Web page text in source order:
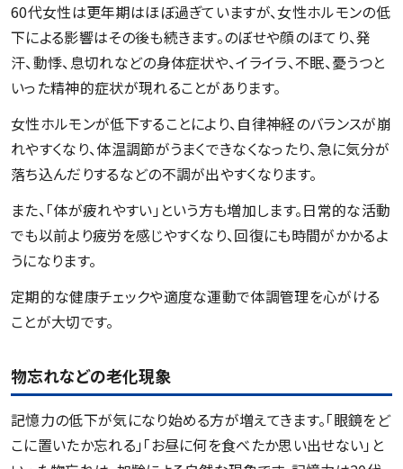
60代女性は更年期はほぼ過ぎていますが、女性ホルモンの低
下による影響はその後も続きます。のぼせや顔のほてり、発
汗、動悸、息切れなどの身体症状や、イライラ、不眠、憂うつと
いった精神的症状が現れることがあります。
女性ホルモンが低下することにより、自律神経のバランスが崩
れやすくなり、体温調節がうまくできなくなったり、急に気分が
落ち込んだりするなどの不調が出やすくなります。
また、「体が疲れやすい」という方も増加します。日常的な活動
でも以前より疲労を感じやすくなり、回復にも時間がかかるよ
うになります。
定期的な健康チェックや適度な運動で体調管理を心がける
ことが大切です。
物忘れなどの老化現象
記憶力の低下が気になり始める方が増えてきます。「眼鏡をど
こに置いたか忘れる」「お昼に何を食べたか思い出せない」と